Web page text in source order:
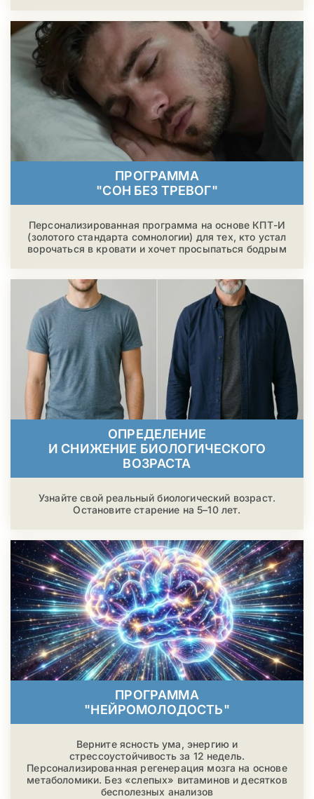
ПРОГРАММА
"СОН БЕЗ ТРЕВОГ"
Персонализированная программа на основе КПТ-И
(золотого стандарта сомнологии) для тех, кто устал
ворочаться в кровати и хочет просыпаться бодрым
ОПРЕДЕЛЕНИЕ
И СНИЖЕНИЕ БИОЛОГИЧЕСКОГО
ВОЗРАСТА
Узнайте свой реальный биологический возраст.
Остановите старение на 5–10 лет.
ПРОГРАММА
"НЕЙРОМОЛОДОСТЬ"
Верните ясность ума, энергию и
стрессоустойчивость за 12 недель.
Персонализированная регенерация мозга на основе
метаболомики. Без «слепых» витаминов и десятков
бесполезных анализов